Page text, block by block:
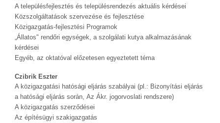
A településfejlesztés és településrendezés aktuális kérdései
Közszolgáltatások szervezése és fejlesztése
Közigazgatás-fejlesztési Programok
„Állatos" rendőri egységek, a szolgálati kutya alkalmazásának
kérdései
Egyéb, az oktatóval előzetesen egyeztetett téma
Czibrik Eszter
A közigazgatási hatósági eljárás szabályai (pl.: Bizonyítási eljárás
a hatósági eljárás során, Az Ákr. jogorvoslati rendszere)
A közigazgatás szerződései
Az építésügyi szakigazgatás